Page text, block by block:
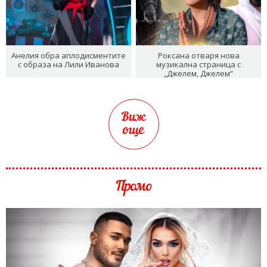
Анелия обра аплодисментите
с образа на Лили Иванова
Роксана отваря нова
музикална страница с
„Джелем, Джелем“
Виж
още
Промо